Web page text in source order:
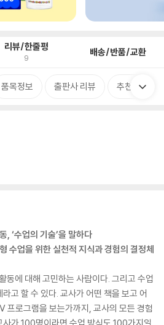
리뷰/한줄평
9 배송/반품/교환
품목정보 출판사 리뷰 추천평
, ‘수업의 기술’을 말하다
수업을 위한 실천적 지식과 경험의 결정체
동에 대해 고민하는 사람이다. 그리고 수업
고 할 수 있다. 교사가 어떤 책을 보고 어
프로그램을 보는가까지, 교사의 모든 경험